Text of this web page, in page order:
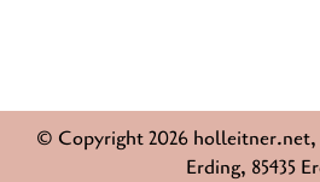
© Copyright 2026 holleitner.net,
Erding, 85435